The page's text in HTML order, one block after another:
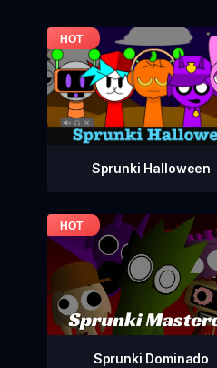
Sprunki Halloween
Sprunki Dominado